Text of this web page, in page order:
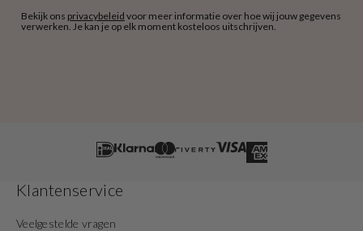
Bekijk ons privacybeleid voor meer informatie over hoe wij jouw gegevens
verwerken. Je kan je op elk moment kosteloos uitschrijven.
Klantenservice
Veelgestelde vragen